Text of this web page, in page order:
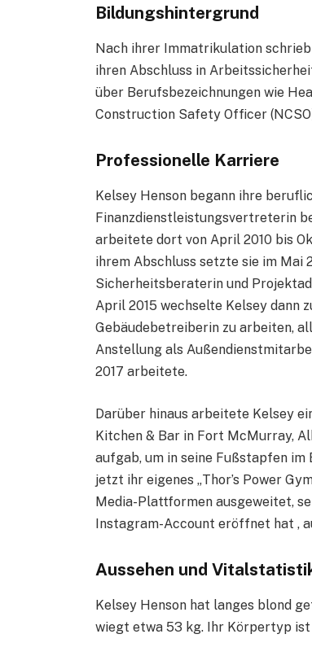
Bildungshintergrund
Nach ihrer Immatrikulation
ihren Abschluss in
über Berufsbezeichnungen wie
Construction Safety Officer
Professionelle Karriere
Kelsey Henson begann ihre
Finanzdienstleistungsvertreterin
arbeitete dort von April 2010 bis
ihrem Abschluss setzte sie im Mai
Sicherheitsberaterin und
April 2015 wechselte Kelsey dann
Gebäudebetreiberin zu arbeiten,
Anstellung als
2017 arbeitete.
Darüber hinaus arbeitete Kelsey
Kitchen & Bar in Fort McMurray,
aufgab, um in seine Fußstapfen
jetzt ihr eigenes „Thor’s Power
Media-Plattformen ausgeweitet,
Instagram-Account eröffnet hat ,
Aussehen und
Kelsey Henson hat langes blond
wiegt etwa 53 kg. Ihr Körpertyp